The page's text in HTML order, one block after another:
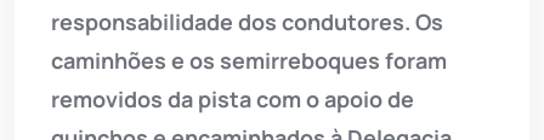
responsabilidade dos condutores. Os
caminhões e os semirreboques foram
removidos da pista com o apoio de